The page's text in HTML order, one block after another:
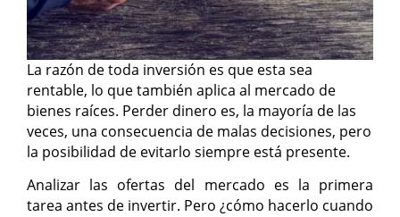
La razón de toda inversión es que esta sea
rentable, lo que también aplica al mercado de
bienes raíces. Perder dinero es, la mayoría de las
veces, una consecuencia de malas decisiones, pero
la posibilidad de evitarlo siempre está presente.
Analizar las ofertas del mercado es la primera
tarea antes de invertir. Pero ¿cómo hacerlo cuando